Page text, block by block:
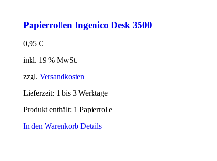
Papierrollen Ingenico Desk 3500
0,95 €
inkl. 19 % MwSt.
zzgl. Versandkosten
Lieferzeit: 1 bis 3 Werktage
Produkt enthält: 1 Papierrolle
In den Warenkorb Details